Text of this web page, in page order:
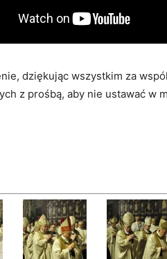
dziękując wszystkim za
z prośbą, aby nie ustawać w